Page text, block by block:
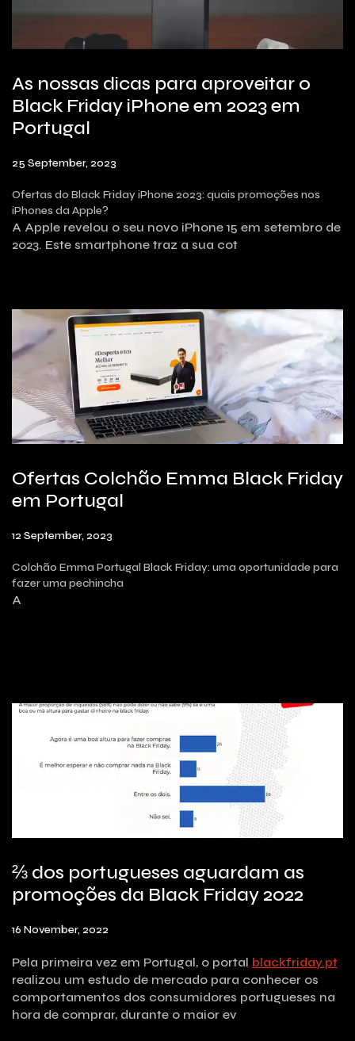
As nossas dicas para aproveitar o
Black Friday iPhone em 2023 em
Portugal
25 September, 2023
Ofertas do Black Friday iPhone 2023: quais promoções nos
iPhones da Apple?
A Apple revelou o seu novo iPhone 15 em setembro de
2023. Este smartphone traz a sua cot
Ofertas Colchão Emma Black Friday
em Portugal
12 September, 2023
Colchão Emma Portugal Black Friday: uma oportunidade para
fazer uma pechincha
A
⅔ dos portugueses aguardam as
promoções da Black Friday 2022
16 November, 2022
Pela primeira vez em Portugal, o portal blackfriday.pt
realizou um estudo de mercado para conhecer os
comportamentos dos consumidores portugueses na
hora de comprar, durante o maior ev